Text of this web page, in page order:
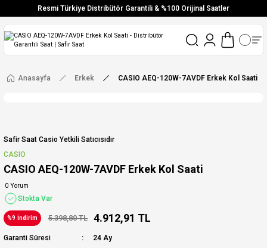
Resmi Türkiye Distribütör Garantili & %100 Orijinal Saatler
Vade Farksız 6 Taksit
Ücretsiz Kargo
Anasayfa Erkek CASIO AEQ-120W-7AVDF Erkek Kol Saati
Safir Saat Casio Yetkili Satıcısıdır
CASIO
CASIO AEQ-120W-7AVDF Erkek Kol Saati
0 Yorum
Stokta Var
%9 İndirim 5.398,80 TL 4.912,91 TL
Garanti Süresi
24 Ay